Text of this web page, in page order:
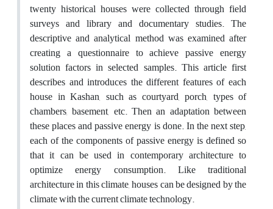
twenty historical houses were collected through field
surveys and library and documentary studies. The
descriptive and analytical method was examined after
creating a questionnaire to achieve passive energy
solution factors in selected samples. This article first
describes and introduces the different features of each
house in Kashan, such as courtyard, porch, types of
chambers, basement, etc. Then an adaptation between
these places and passive energy is done. In the next step,
each of the components of passive energy is defined so
that it can be used in contemporary architecture to
optimize energy consumption. Like traditional
architecture in this climate, houses can be designed by the
climate with the current climate technology.